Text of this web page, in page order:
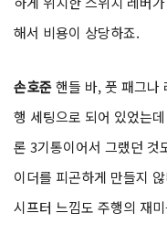
해서 비용이 상당하죠.
손호준핸들 바, 풋 패그나
행 세팅으로 되어 있었는
론 3기통이어서 그랬던 것
이더를 피곤하게 만들지
시프터 느낌도 주행의 재